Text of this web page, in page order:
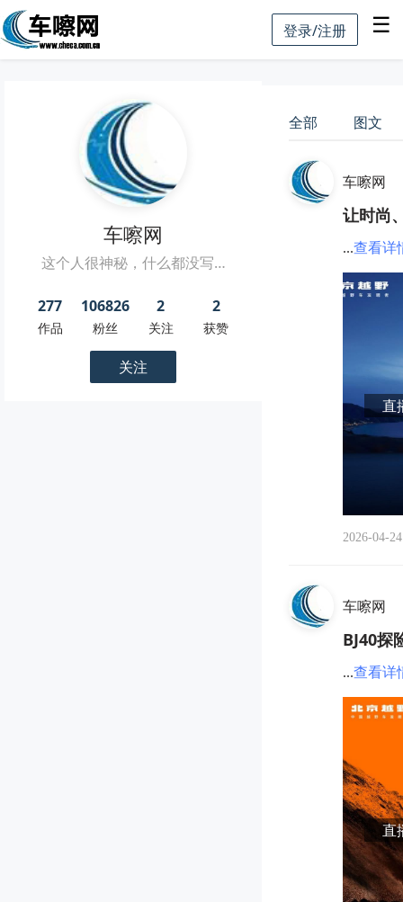
登录/注册 ☰
车嚓网
这个人很神秘，什么都没写…
277
作品
106826
粉丝
2
关注
2
获赞
关注
全部 图文
车嚓网
让时尚
...查看详
直
2026-04-24
车嚓网
BJ40探
...查看详
直